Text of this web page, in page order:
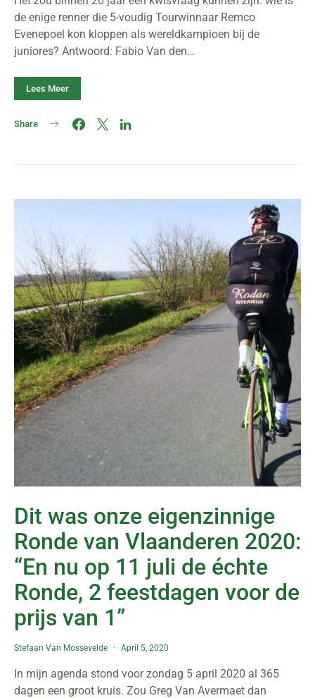
de enige renner die 5-voudig Tourwinnaar Remco
Evenepoel kon kloppen als wereldkampioen bij de
juniores? Antwoord: Fabio Van den…
Lees Meer
Share
Dit was onze eigenzinnige
Ronde van Vlaanderen 2020:
“En nu op 11 juli de échte
Ronde, 2 feestdagen voor de
prijs van 1”
Stefaan Van Mossevelde April 5, 2020
In mijn agenda stond voor zondag 5 april 2020 al 365
dagen een groot kruis. Zou Greg Van Avermaet dan